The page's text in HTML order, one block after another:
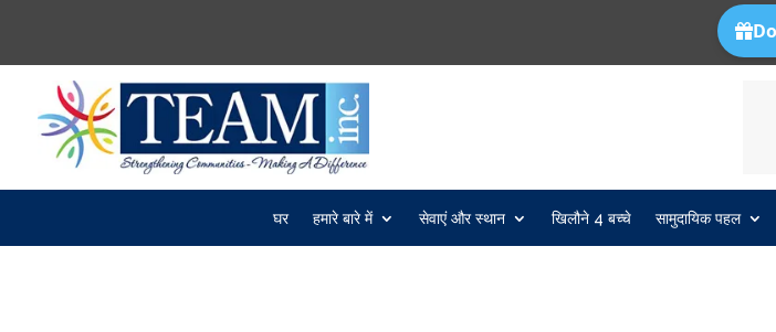
घर हमारे बारे में सेवाएं और स्थान खिलौने 4 बच्चे सामुदायिक पहल